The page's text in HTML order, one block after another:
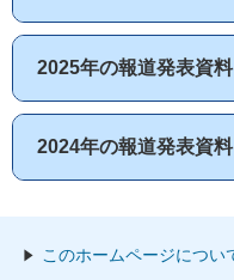
2025年の報道発表資料
2024年の報道発表資料
このホームページについ